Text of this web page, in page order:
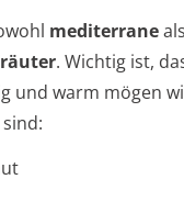
mediterrane
. Wichtig ist,
und warm mögen